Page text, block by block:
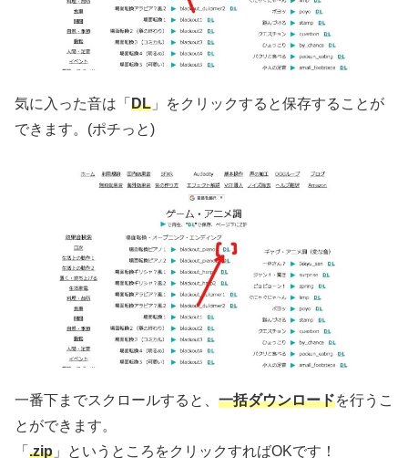
気に入った音は「 DL 」をクリックすると保存することが
できます。(ポチっと)
一番下までスクロールすると、 一括ダウンロードを行うこ
とができます。
「 .zip 」というところをクリックすればOKです！